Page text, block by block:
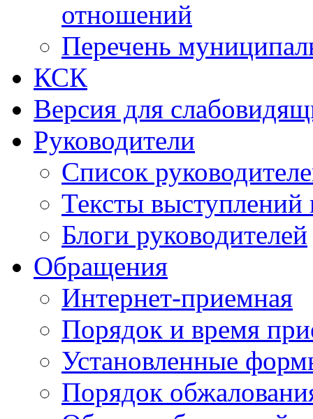
отношений
Перечень
КСК
Версия для
Руководители
Список
Тексты выступлений
Блоги руководителей
Обращения
Интернет-приемная
Порядок и время
Установленные
Порядок